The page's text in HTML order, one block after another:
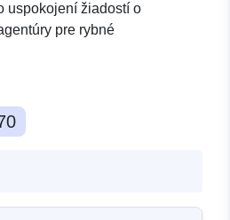
uspokojení žiadostí o
pre rybné